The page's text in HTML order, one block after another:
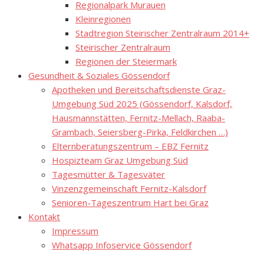
Regionalpark Murauen
Kleinregionen
Stadtregion Steirischer Zentralraum 2014+
Steirischer Zentralraum
Regionen der Steiermark
Gesundheit & Soziales Gössendorf
Apotheken und Bereitschaftsdienste Graz-
Umgebung Süd 2025 (Gössendorf, Kalsdorf,
Hausmannstätten, Fernitz-Mellach, Raaba-
Grambach, Seiersberg-Pirka, Feldkirchen …)
Elternberatungszentrum – EBZ Fernitz
Hospizteam Graz Umgebung Süd
Tagesmütter & Tagesväter
Vinzenzgemeinschaft Fernitz-Kalsdorf
Senioren-Tageszentrum Hart bei Graz
Kontakt
Impressum
Whatsapp Infoservice Gössendorf